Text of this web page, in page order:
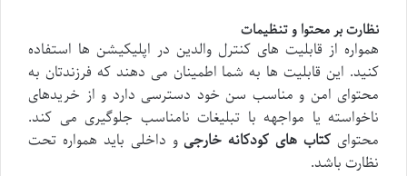
نظارت بر محتوا و تنظیمات
همواره از قابلیت های کنترل والدین در اپلیکیشن ها استفاده
کنید. این قابلیت ها به شما اطمینان می دهند که فرزندتان به
محتوای امن و مناسب سن خود دسترسی دارد و از خریدهای
ناخواسته یا مواجهه با تبلیغات نامناسب جلوگیری می کند.
محتوای کتاب های کودکانه خارجیو داخلی باید همواره تحت
نظارت باشد.